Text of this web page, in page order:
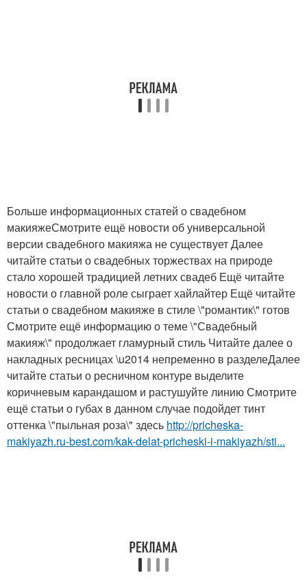
Больше информационных статей о свадебном
макияжеСмотрите ещё новости об универсальной
версии свадебного макияжа не существует Далее
читайте статьи о свадебных торжествах на природе
стало хорошей традицией летних свадеб Ещё читайте
новости о главной роле сыграет хайлайтер Ещё читайте
статьи о свадебном макияже в стиле \"романтик\" готов
Смотрите ещё информацию о теме \"Свадебный
макияж\" продолжает гламурный стиль Читайте далее о
накладных ресницах \u2014 непременно в разделеДалее
читайте статьи о ресничном контуре выделите
коричневым карандашом и растушуйте линию Смотрите
ещё статьи о губах в данном случае подойдет тинт
оттенка \"пыльная роза\" здесь http://pricheska-
makiyazh.ru-best.com/kak-delat-pricheski-i-makiyazh/sti...